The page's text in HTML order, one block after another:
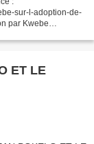
sur-l-adoption-de-
par Kwebe
ET LE